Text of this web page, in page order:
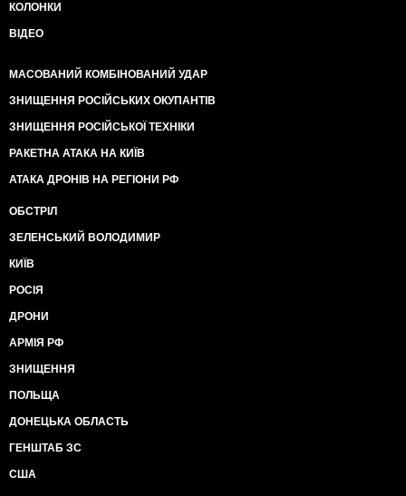
КОЛОНКИ
ВІДЕО
МАСОВАНИЙ КОМБІНОВАНИЙ УДАР
ЗНИЩЕННЯ РОСІЙСЬКИХ ОКУПАНТІВ
ЗНИЩЕННЯ РОСІЙСЬКОЇ ТЕХНІКИ
РАКЕТНА АТАКА НА КИЇВ
АТАКА ДРОНІВ НА РЕГІОНИ РФ
ОБСТРІЛ
ЗЕЛЕНСЬКИЙ ВОЛОДИМИР
КИЇВ
РОСІЯ
ДРОНИ
АРМІЯ РФ
ЗНИЩЕННЯ
ПОЛЬЩА
ДОНЕЦЬКА ОБЛАСТЬ
ГЕНШТАБ ЗС
США